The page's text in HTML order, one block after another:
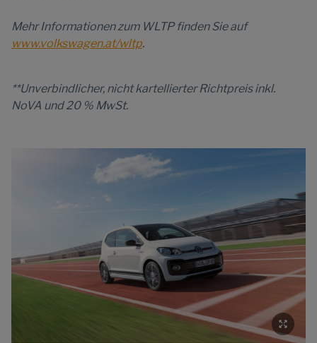
Mehr Informationen zum WLTP finden Sie auf
www.volkswagen.at/wltp.
**Unverbindlicher, nicht kartellierter Richtpreis inkl.
NoVA und 20 % MwSt.